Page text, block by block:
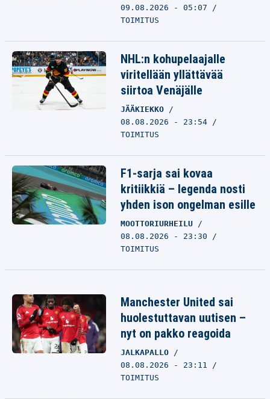
09.08.2026 - 05:07
TOIMITUS
NHL:n kohupelaajalle
viritellään yllättävää
siirtoa Venäjälle
JÄÄKIEKKO
08.08.2026 - 23:54
TOIMITUS
F1-sarja sai kovaa
kritiikkiä – legenda nosti
yhden ison ongelman esille
MOOTTORIURHEILU
08.08.2026 - 23:30
TOIMITUS
Manchester United sai
huolestuttavan uutisen –
nyt on pakko reagoida
JALKAPALLO
08.08.2026 - 23:11
TOIMITUS